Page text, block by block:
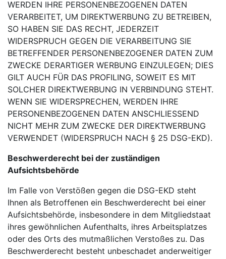
WERDEN IHRE PERSONENBEZOGENEN DATEN
VERARBEITET, UM DIREKTWERBUNG ZU BETREIBEN,
SO HABEN SIE DAS RECHT, JEDERZEIT
WIDERSPRUCH GEGEN DIE VERARBEITUNG SIE
BETREFFENDER PERSONENBEZOGENER DATEN ZUM
ZWECKE DERARTIGER WERBUNG EINZULEGEN; DIES
GILT AUCH FÜR DAS PROFILING, SOWEIT ES MIT
SOLCHER DIREKTWERBUNG IN VERBINDUNG STEHT.
WENN SIE WIDERSPRECHEN, WERDEN IHRE
PERSONENBEZOGENEN DATEN ANSCHLIESSEND
NICHT MEHR ZUM ZWECKE DER DIREKTWERBUNG
VERWENDET (WIDERSPRUCH NACH § 25 DSG-EKD).
Beschwerderecht bei der zuständigen
Aufsichtsbehörde
Im Falle von Verstößen gegen die DSG-EKD steht
Ihnen als Betroffenen ein Beschwerderecht bei einer
Aufsichtsbehörde, insbesondere in dem Mitgliedstaat
ihres gewöhnlichen Aufenthalts, ihres Arbeitsplatzes
oder des Orts des mutmaßlichen Verstoßes zu. Das
Beschwerderecht besteht unbeschadet anderweitiger